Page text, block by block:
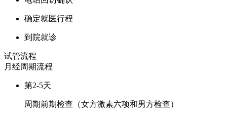
确定就医行程
到院就诊
试管流程
月经周期流程
第2-5天
周期前期检查（女方激素六项和男方检查）